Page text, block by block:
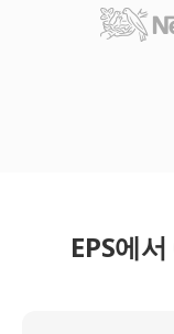
EPS에